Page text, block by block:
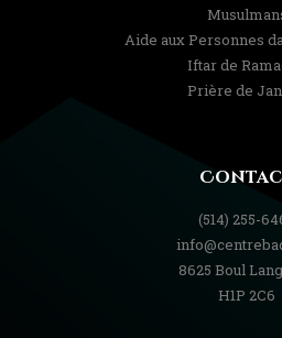
Aide aux Personnes
Iftar de
Prière de
(514) 255-
8625 Boul
H1P 2C6